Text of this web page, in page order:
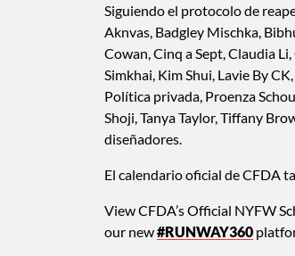
Siguiendo el protocolo de
Aknvas, Badgley Mischka,
Cowan, Cinq a Sept, Claudia
Simkhai, Kim Shui, Lavie By
Política privada, Proenza
Shoji, Tanya Taylor, Tiffany
diseñadores.
El calendario oficial de CFDA
View CFDA’s Official NYFW
our new#RUNWAY360